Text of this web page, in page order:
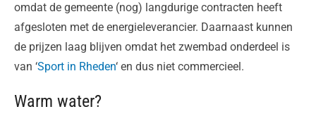
omdat de gemeente (nog) langdurige contracten heeft
afgesloten met de energieleverancier. Daarnaast kunnen
de prijzen laag blijven omdat het zwembad onderdeel is
van ‘Sport in Rheden‘ en dus niet commercieel.
Warm water?